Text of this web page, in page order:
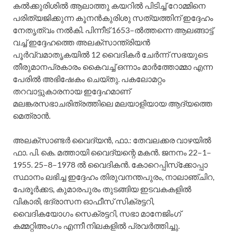
കല്‍ക്കുരിശില്‍ ആലാത്തു കയറില്‍ പിടിച്ച്‌ റോമ്മിനെ
പരിത്യജിക്കുന്ന കൂനന്‍കുരിശു സത്യത്തിന്‌ ഇദ്ദേഹം
നേതൃത്വം നല്‍കി. പിന്നീട്‌ 1653–ല്‍ത്തന്നെ ആലങ്ങാട്ട്‌
വച്ച്‌ ഇദ്ദേഹത്തെ അലക്‌സാന്ത്രിയന്‍
പൂര്‍വ്വമാതൃകയില്‍ 12 വൈദികര്‍ ചേര്‍ന്ന്‌ സഭയുടെ
തീരുമാനപ്രകാരം കൈവച്ച്‌ ഒന്നാം മാര്‍ത്തോമ്മാ എന്ന
പേരില്‍ അഭിഷേകം ചെയ്‌തു. പകലോമറ്റം
തറവാട്ടുകാരനായ ഇദ്ദേഹമാണ്‌
മലങ്കരസഭാചരിത്രത്തിലെ മലയാളിയായ ആദ്യത്തെ
മെത്രാന്‍.
അലക്‌സാണ്ടര്‍ വൈദ്യന്‍, ഫാ.: തേവലക്കര വാഴയില്‍
ഫാ. പി. കെ. മത്തായി വൈദ്യന്റെ മകന്‍. ജനനം 22–1–
1955. 25–8–1978 ല്‍ വൈദികന്‍. കോറെപ്പിസ്‌ക്കോപ്പാ
സ്ഥാനം ലഭിച്ച ഇദ്ദേഹം തിരുവനന്തപുരം, നാലാഞ്ചിറ,
പേരൂര്‍ക്കട, കുമാരപുരം തുടങ്ങിയ ഇടവകകളില്‍
വികാരി, ഭദ്രാസന ഓഫീസ്‌ സിക്രട്ടറി,
വൈദികയോഗം സെക്രട്ടറി, സഭാ മാനേജിംഗ്‌
കമ്മറ്റിഅംഗം എന്നീ നിലകളില്‍ പ്രവര്‍ത്തിച്ചു.